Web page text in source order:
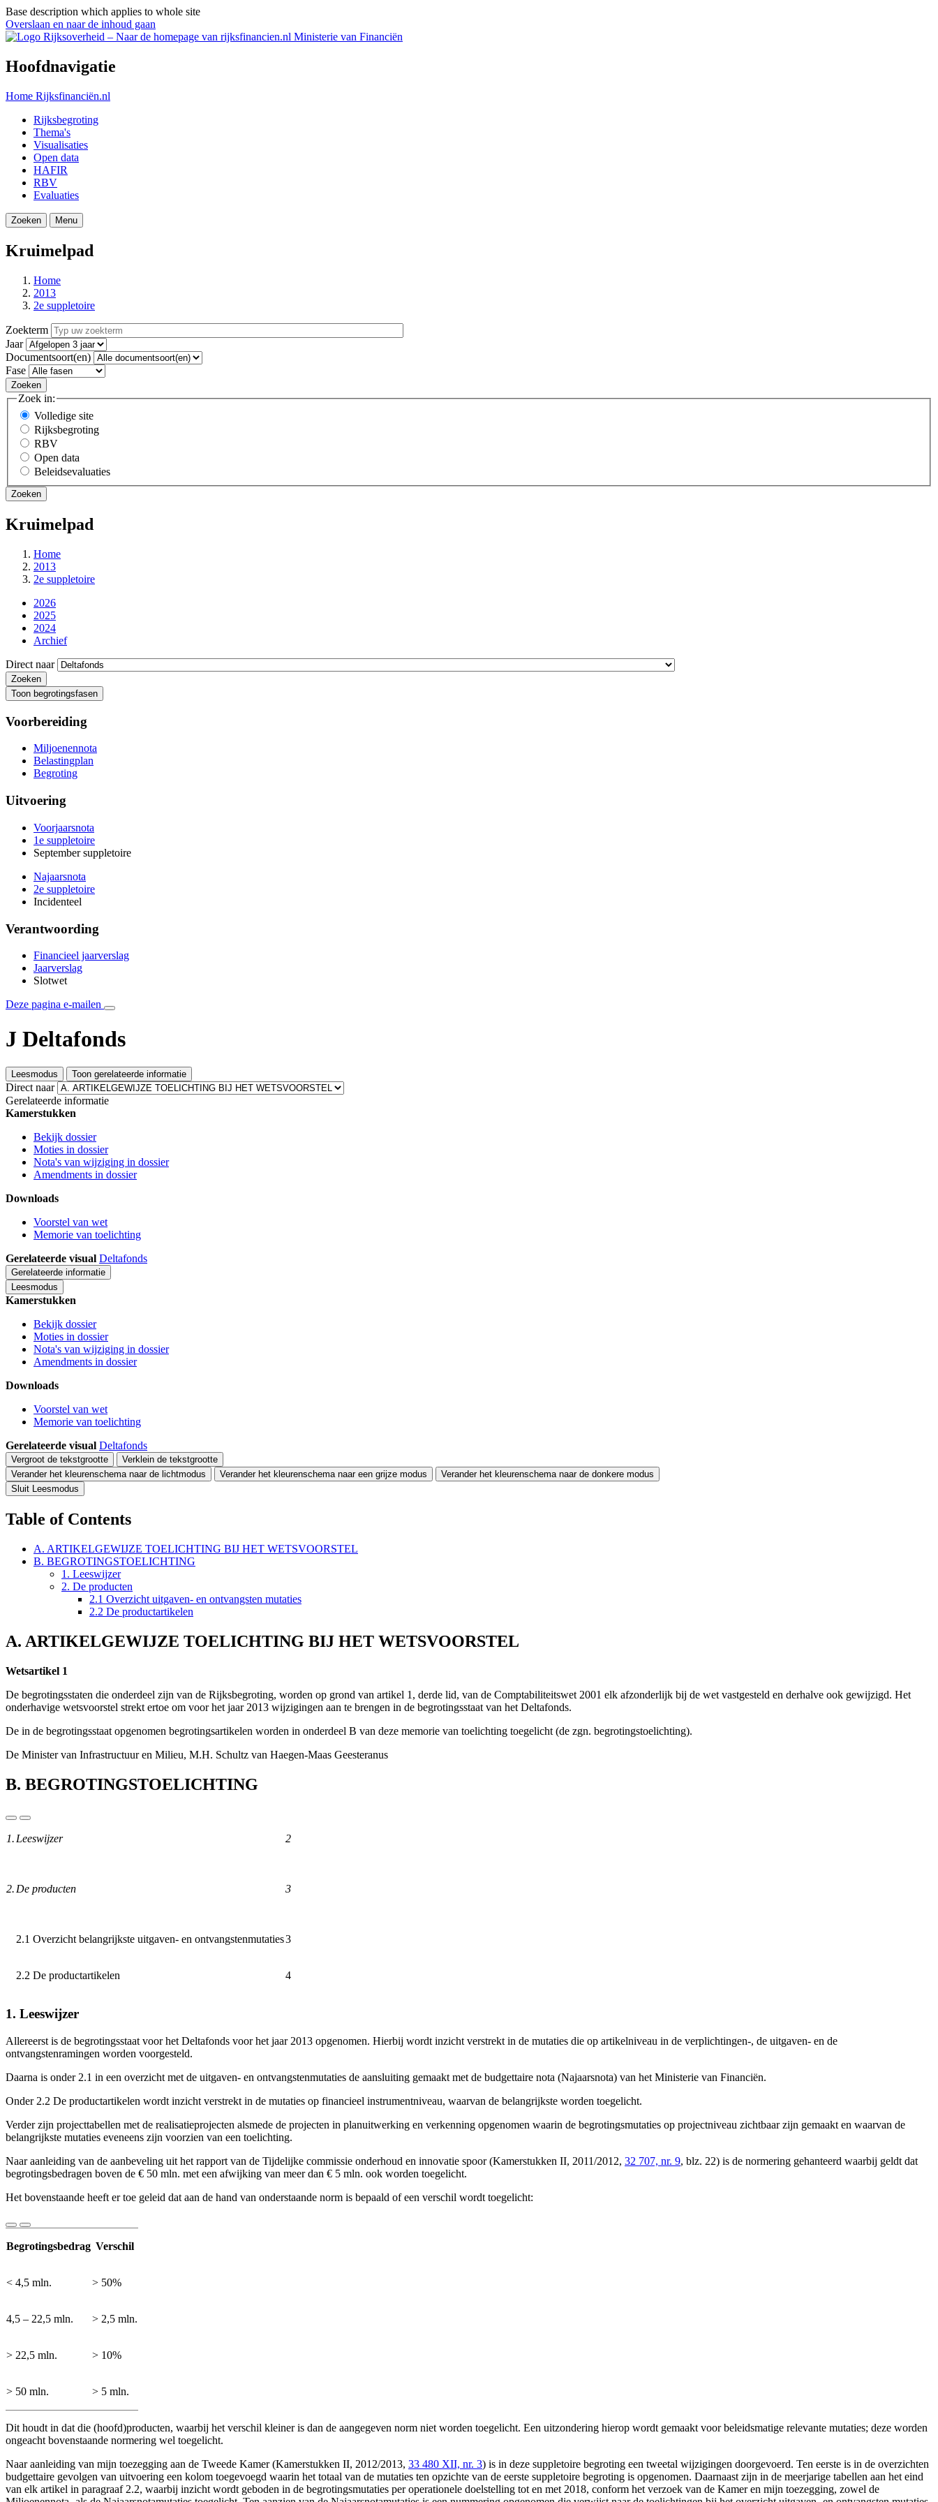
Base description which applies to whole site
Overslaan en naar de inhoud gaan
Ministerie van Financiën
Hoofdnavigatie
Home Rijksfinanciën.nl
Rijksbegroting
Thema's
Visualisaties
Open data
HAFIR
RBV
Evaluaties
Zoeken Menu
Kruimelpad
Home
2013
2e suppletoire
Zoekterm
Jaar
Documentsoort(en)
Fase
Zoek in:
Volledige site
Rijksbegroting
RBV
Open data
Beleidsevaluaties
Kruimelpad
Home
2013
2e suppletoire
2026
2025
2024
Archief
Direct naar
Toon begrotingsfasen
Voorbereiding
Miljoenennota
Belastingplan
Begroting
Uitvoering
Voorjaarsnota
1e suppletoire
September suppletoire
Najaarsnota
2e suppletoire
Incidenteel
Verantwoording
Financieel jaarverslag
Jaarverslag
Slotwet
Deze pagina e-mailen
J Deltafonds
Leesmodus Toon gerelateerde informatie
Direct naar
Gerelateerde informatie
Kamerstukken
Bekijk dossier
Moties in dossier
Nota's van wijziging in dossier
Amendments in dossier
Downloads
Voorstel van wet
Memorie van toelichting
Gerelateerde visual Deltafonds
Gerelateerde informatie
Leesmodus
Kamerstukken
Bekijk dossier
Moties in dossier
Nota's van wijziging in dossier
Amendments in dossier
Downloads
Voorstel van wet
Memorie van toelichting
Gerelateerde visual Deltafonds
Vergroot de tekstgrootte
Verklein de tekstgrootte
Verander het kleurenschema naar de lichtmodus
Verander het kleurenschema naar een grijze modus
Verander het kleurenschema naar de donkere modus
Sluit Leesmodus
Table of Contents
A. ARTIKELGEWIJZE TOELICHTING BIJ HET WETSVOORSTEL
B. BEGROTINGSTOELICHTING
1. Leeswijzer
2. De producten
2.1 Overzicht uitgaven- en ontvangsten mutaties
2.2 De productartikelen
A. ARTIKELGEWIJZE TOELICHTING BIJ HET WETSVOORSTEL
Wetsartikel 1
De begrotingsstaten die onderdeel zijn van de Rijksbegroting, worden op grond van artikel 1, derde lid, van de Comptabiliteitswet 2001 elk afzonderlijk bij de wet vastgesteld en derhalve ook gewijzigd. Het
onderhavige wetsvoorstel strekt ertoe om voor het jaar 2013 wijzigingen aan te brengen in de begrotingsstaat van het Deltafonds.
De in de begrotingsstaat opgenomen begrotingsartikelen worden in onderdeel B van deze memorie van toelichting toegelicht (de zgn. begrotingstoelichting).
De Minister van Infrastructuur en Milieu, M.H. Schultz van Haegen-Maas Geesteranus
B. BEGROTINGSTOELICHTING
1. Leeswijzer 2
2. De producten 3
2.1 Overzicht belangrijkste uitgaven- en ontvangstenmutaties3
2.2 De productartikelen 4
1. Leeswijzer
Allereerst is de begrotingsstaat voor het Deltafonds voor het jaar 2013 opgenomen. Hierbij wordt inzicht verstrekt in de mutaties die op artikelniveau in de verplichtingen-, de uitgaven- en de
ontvangstenramingen worden voorgesteld.
Daarna is onder 2.1 in een overzicht met de uitgaven- en ontvangstenmutaties de aansluiting gemaakt met de budgettaire nota (Najaarsnota) van het Ministerie van Financiën.
Onder 2.2 De productartikelen wordt inzicht verstrekt in de mutaties op financieel instrumentniveau, waarvan de belangrijkste worden toegelicht.
Verder zijn projecttabellen met de realisatieprojecten alsmede de projecten in planuitwerking en verkenning opgenomen waarin de begrotingsmutaties op projectniveau zichtbaar zijn gemaakt en waarvan de
belangrijkste mutaties eveneens zijn voorzien van een toelichting.
Naar aanleiding van de aanbeveling uit het rapport van de Tijdelijke commissie onderhoud en innovatie spoor (Kamerstukken II, 2011/2012, 32 707, nr. 9, blz. 22) is de normering gehanteerd waarbij geldt dat
begrotingsbedragen boven de € 50 mln. met een afwijking van meer dan € 5 mln. ook worden toegelicht.
Het bovenstaande heeft er toe geleid dat aan de hand van onderstaande norm is bepaald of een verschil wordt toegelicht:
Begrotingsbedrag Verschil
< 4,5 mln. > 50%
4,5 – 22,5 mln. > 2,5 mln.
> 22,5 mln. > 10%
> 50 mln. > 5 mln.
Dit houdt in dat die (hoofd)producten, waarbij het verschil kleiner is dan de aangegeven norm niet worden toegelicht. Een uitzondering hierop wordt gemaakt voor beleidsmatige relevante mutaties; deze worden
ongeacht bovenstaande normering wel toegelicht.
Naar aanleiding van mijn toezegging aan de Tweede Kamer (Kamerstukken II, 2012/2013, 33 480 XII, nr. 3) is in deze suppletoire begroting een tweetal wijzigingen doorgevoerd. Ten eerste is in de overzichten
budgettaire gevolgen van uitvoering een kolom toegevoegd waarin het totaal van de mutaties ten opzichte van de eerste suppletoire begroting is opgenomen. Daarnaast zijn in de meerjarige tabellen aan het eind
van elk artikel in paragraaf 2.2, waarbij inzicht wordt geboden in de begrotingsmutaties per operationele doelstelling tot en met 2018, conform het verzoek van de Kamer en mijn toezegging, zowel de